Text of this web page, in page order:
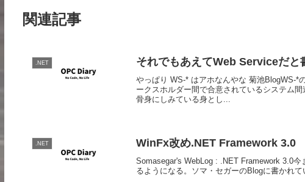
関連記事
.NET それでもあえてWeb Serviceだと
やっぱり WS-* はアホなんやな 菊池BlogWS-*
ークスホルダー間で合意されているシステム
骨身にしみている身とし...
.NET WinFx改め.NET Framework 3.0
Somasegar's WebLog : .NET Framework 3.0
るようになる。ソマ・セガーのBlogに書かれ